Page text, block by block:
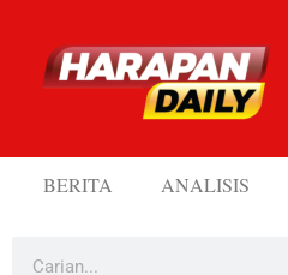
BERITA ANALISIS